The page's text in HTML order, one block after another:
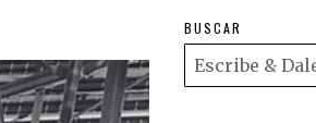
BUSCAR